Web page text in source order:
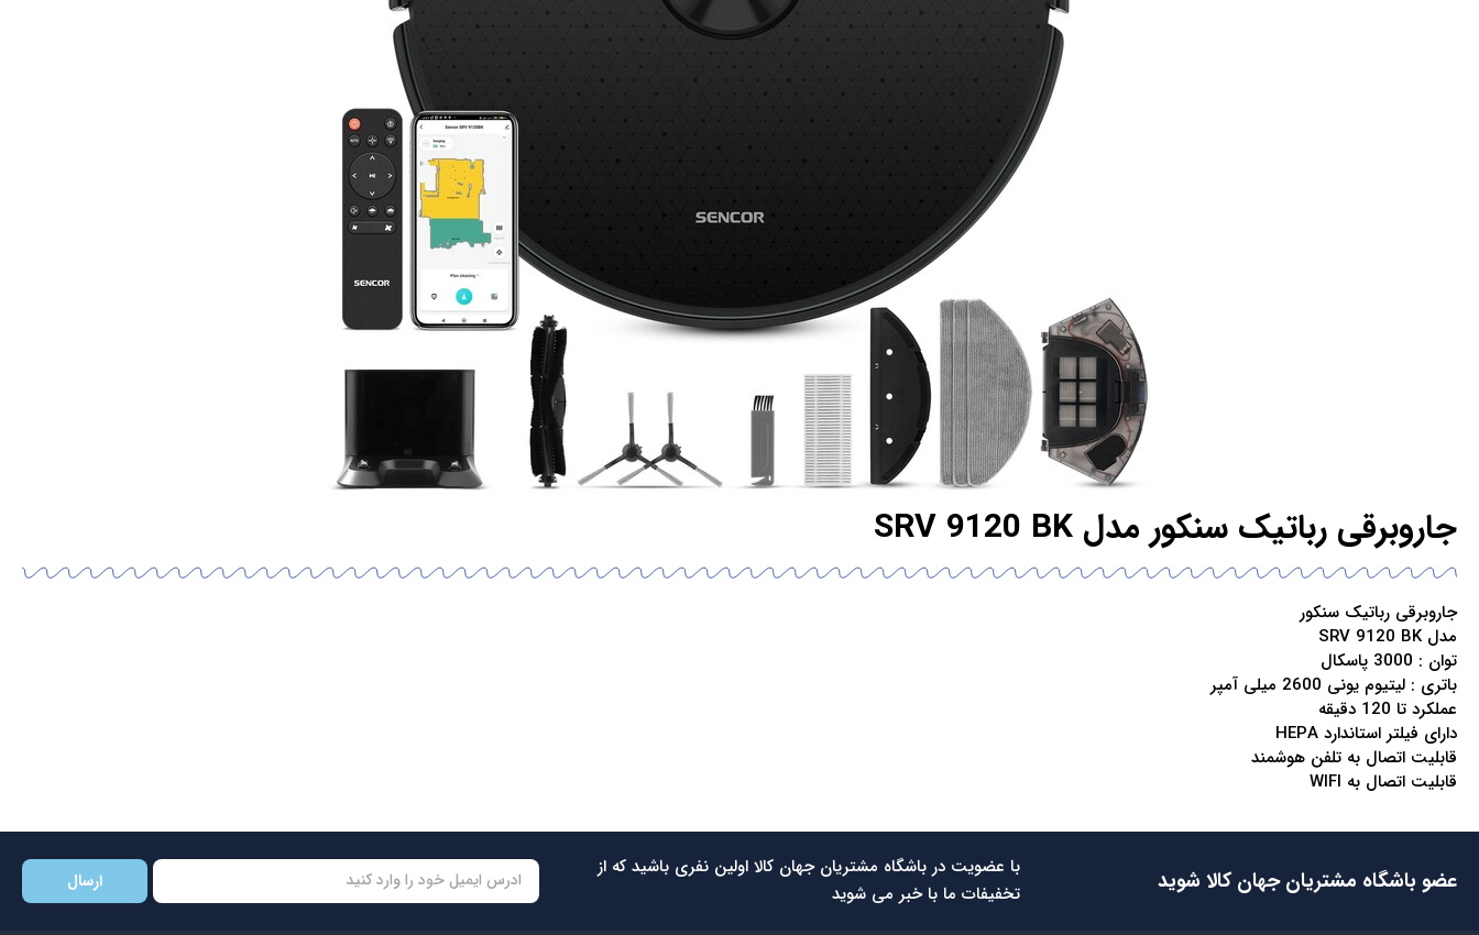
جاروبرقی رباتیک سنکور مدل SRV 9120 BK
جاروبرقی رباتیک سنکور
مدل SRV 9120 BK
توان : 3000 پاسکال
باتری : لیتیوم یونی 2600 میلی آمپر
عملکرد تا 120 دقیقه
دارای فیلتر استاندارد HEPA
قابلیت اتصال به تلفن هوشمند
قابلیت اتصال به WIFI
عضو باشگاه مشتریان جهان کالا شوید
با عضویت در باشگاه مشتریان جهان کالا اولین نفری باشید که از
تخفیفات ما با خبر می شوید
ارسال